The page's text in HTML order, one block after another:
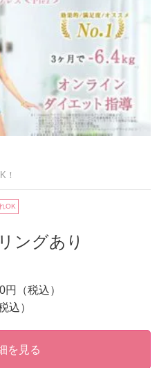
！
OK
ングあり
（税込）
込）
を見る